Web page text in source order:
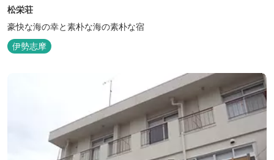
松栄荘
豪快な海の幸と素朴な海の素朴な宿
伊勢志摩